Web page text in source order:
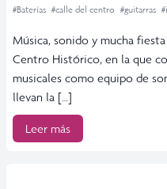
#Baterías #calle del centro #guitarras
Música, sonido y mucha
Centro Histórico, en la que
musicales como equipo de
llevan la […]
Leer más